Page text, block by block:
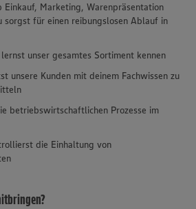
Einkauf, Marketing, Warenpräsentation
sorgst für einen reibungslosen Ablauf in
unser gesamtes Sortiment kennen
unsere Kunden mit deinem Fachwissen zu
betriebswirtschaftlichen Prozesse im
die Einhaltung von